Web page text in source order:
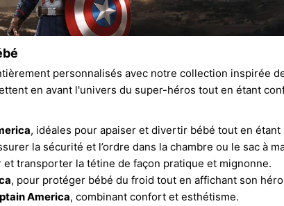
personnalisés avec notre collection inspirée
en avant l'univers du super-héros tout en étant
, idéales pour apaiser et divertir bébé tout en étant
la sécurité et l’ordre dans la chambre ou le sac à
transporter la tétine de façon pratique et mignonne.
, pour protéger bébé du froid tout en affichant son
America, combinant confort et esthétisme.